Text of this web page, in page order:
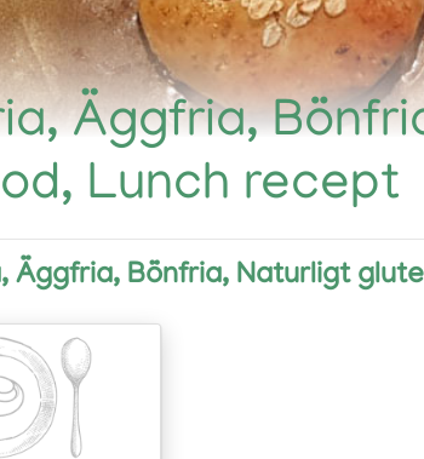
Äggfria,
Lunch recept
Äggfria, Bönfria, Naturligt